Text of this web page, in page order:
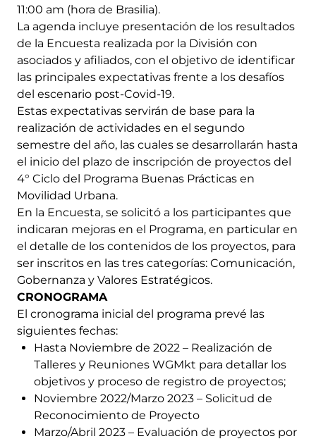
11:00 am (hora de Brasilia).
La agenda incluye presentación de los resultados
de la Encuesta realizada por la División con
asociados y afiliados, con el objetivo de identificar
las principales expectativas frente a los desafíos
del escenario post-Covid-19.
Estas expectativas servirán de base para la
realización de actividades en el segundo
semestre del año, las cuales se desarrollarán hasta
el inicio del plazo de inscripción de proyectos del
4° Ciclo del Programa Buenas Prácticas en
Movilidad Urbana.
En la Encuesta, se solicitó a los participantes que
indicaran mejoras en el Programa, en particular en
el detalle de los contenidos de los proyectos, para
ser inscritos en las tres categorías: Comunicación,
Gobernanza y Valores Estratégicos.
CRONOGRAMA
El cronograma inicial del programa prevé las
siguientes fechas:
Hasta Noviembre de 2022 – Realización de
Talleres y Reuniones WGMkt para detallar los
objetivos y proceso de registro de proyectos;
Noviembre 2022/Marzo 2023 – Solicitud de
Reconocimiento de Proyecto
Marzo/Abril 2023 – Evaluación de proyectos por